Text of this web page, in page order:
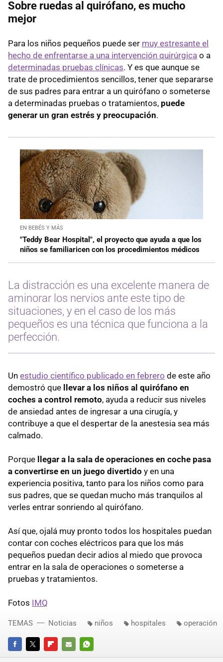
Sobre ruedas al quirófano, es mucho
mejor
Para los niños pequeños puede ser muy estresante el
hecho de enfrentarse a una intervención quirúrgica o a
determinadas pruebas clínicas. Y es que aunque se
trate de procedimientos sencillos, tener que separarse
de sus padres para entrar a un quirófano o someterse
a determinadas pruebas o tratamientos, puede
generar un gran estrés y preocupación.
EN BEBÉS Y MÁS
"Teddy Bear Hospital", el proyecto que ayuda a que los
niños se familiaricen con los procedimientos médicos
La distracción es una excelente manera de
aminorar los nervios ante este tipo de
situaciones, y en el caso de los más
pequeños es una técnica que funciona a la
perfección.
Un estudio científico publicado en febrero de este año
demostró que llevar a los niños al quirófano en
coches a control remoto, ayuda a reducir sus niveles
de ansiedad antes de ingresar a una cirugía, y
contribuye a que el despertar de la anestesia sea más
calmado.
Porque llegar a la sala de operaciones en coche pasa
a convertirse en un juego divertido y en una
experiencia positiva, tanto para los niños como para
sus padres, que se quedan mucho más tranquilos al
verles entrar sonriendo al quirófano.
Así que, ojalá muy pronto todos los hospitales puedan
contar con coches eléctricos para que los más
pequeños puedan decir adios al miedo que provoca
entrar en la sala de operaciones o someterse a
pruebas y tratamientos.
Fotos IMQ
FACEBOOKTWITTERFLIPBOARD
E-
WHATSAPP
TEMAS Noticias niños hospitales operación